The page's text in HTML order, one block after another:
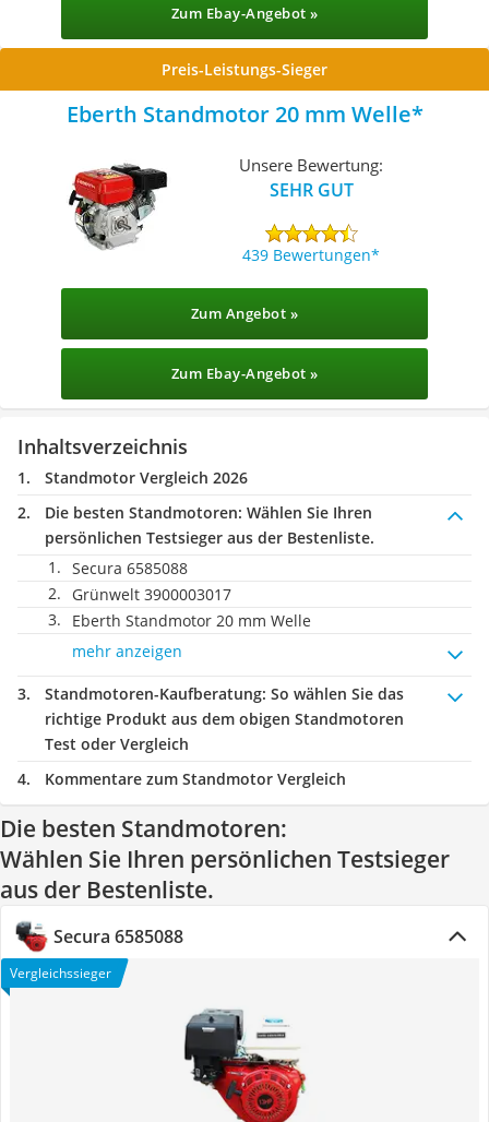
Zum Ebay-Angebot »
Preis-Leistungs-Sieger
Eberth Standmotor 20 mm Welle
Unsere Bewertung:
SEHR GUT
439 Bewertungen
Zum Angebot »
Zum Ebay-Angebot »
Inhaltsverzeichnis
Standmotor Vergleich 2026
Die besten Standmotoren: Wählen Sie Ihren
persönlichen Testsieger aus der Bestenliste.
Secura 6585088
Grünwelt 3900003017
Eberth Standmotor 20 mm Welle
mehr anzeigen
Standmotoren-Kaufberatung: So wählen Sie das
richtige Produkt aus dem obigen Standmotoren
Test oder Vergleich
Kommentare zum Standmotor Vergleich
Die besten Standmotoren:
Wählen Sie Ihren persönlichen Testsieger
aus der Bestenliste.
Secura 6585088
Vergleichssieger